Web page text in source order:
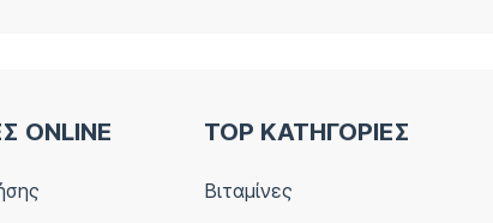
ONLINE TOP ΚΑΤΗΓΟΡΙΕΣ
Βιταμίνες